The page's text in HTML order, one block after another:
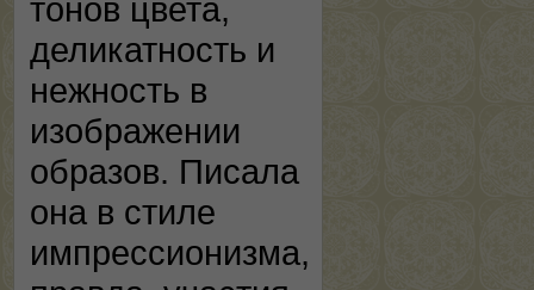
тонов цвета,
деликатность и
нежность в
изображении
образов. Писала
она в стиле
импрессионизма,